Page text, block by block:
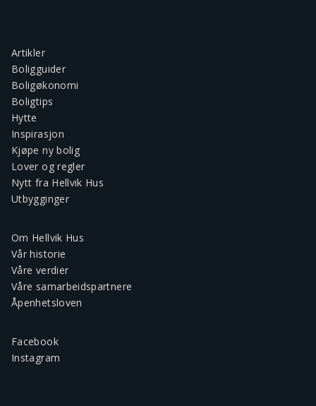
Artikler
Boligguider
Boligøkonomi
Boligtips
Hytte
Inspirasjon
Kjøpe ny bolig
Lover og regler
Nytt fra Hellvik Hus
Utbygginger
Om Hellvik Hus
Vår historie
Våre verdier
Våre samarbeidspartnere
Åpenhetsloven
Facebook
Instagram